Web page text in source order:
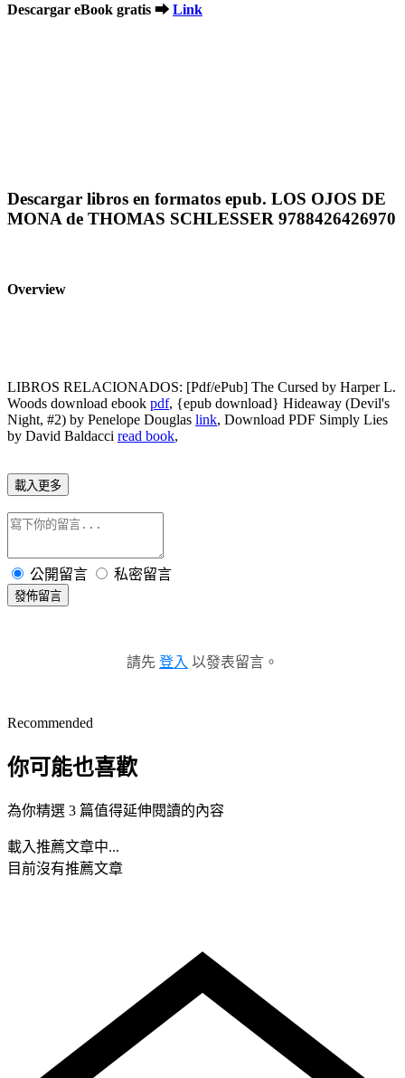
Descargar eBook gratis ➡ Link
Descargar libros en formatos epub. LOS OJOS DE
MONA de THOMAS SCHLESSER 9788426426970
Overview
LIBROS RELACIONADOS: [Pdf/ePub] The Cursed by Harper L.
Woods download ebook pdf, {epub download} Hideaway (Devil's
Night, #2) by Penelope Douglas link, Download PDF Simply Lies
by David Baldacci read book,
載入更多
公開留言 私密留言
發佈留言
請先 登入 以發表留言。
Recommended
你可能也喜歡
為你精選 3 篇值得延伸閱讀的內容
載入推薦文章中...
目前沒有推薦文章